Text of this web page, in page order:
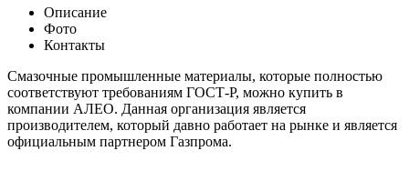
Описание
Фото
Контакты
Смазочные промышленные материалы, которые полностью
соответствуют требованиям ГОСТ-Р, можно купить в
компании АЛЕО. Данная организация является
производителем, который давно работает на рынке и является
официальным партнером Газпрома.